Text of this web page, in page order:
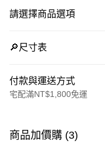
請選擇商品選項
🔎尺寸表
付款與運送方式
宅配滿NT$1,800免運
信用卡一次付款
商品加價購 (3)